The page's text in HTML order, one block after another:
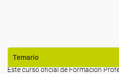
Temario
Este curso oficial de Formación